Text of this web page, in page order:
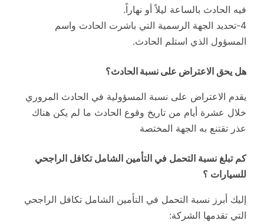
فيه الحادث بالساعة ليلاً أو نهاراً.
4-تحديد الجهة الرسمية التي باشرت الحادث واسم
المسؤول الذي استلم الحادث.
هل يحق الاعتراض على نسبة الحادث؟
يقدم الاعتراض على نسبة المسؤولية في الحادث المروري
خلال عشرة أيام من تاريخ وقوع الحادث ما لم يكن هناك
عذر تقتنع به الجهة المختصة
كم تبلغ نسبة التحمل في التأمين الشامل تكافل الراجحي
للسيارات ؟
إليك أبرز نسبة التحمل في التأمين الشامل تكافل الراجحي
التي تقدمها الشركة: